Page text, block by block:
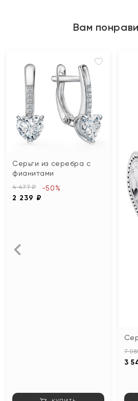
Вам
Серьги из серебра с
фианитами
4 477 ₽
2 239 ₽
-50%
7
3